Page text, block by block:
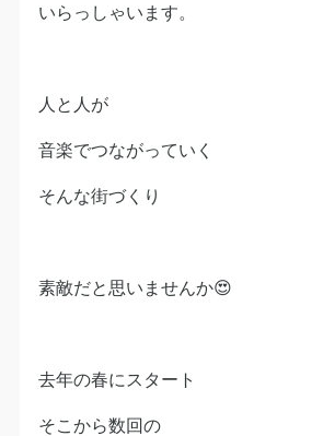
いらっしゃいます。
人と人が
音楽でつながっていく
そんな街づくり
素敵だと思いませんか😍
去年の春にスタート
そこから数回の